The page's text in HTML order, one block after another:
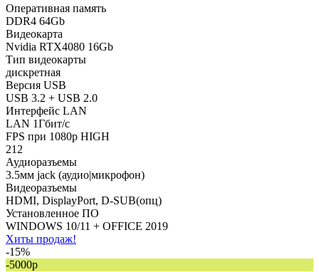
Оперативная память
DDR4 64Gb
Видеокарта
Nvidia RTX4080 16Gb
Тип видеокарты
дискретная
Версия USB
USB 3.2 + USB 2.0
Интерфейс LAN
LAN 1Гбит/с
FPS при 1080p HIGH
212
Аудиоразъемы
3.5мм jack (аудио|микрофон)
Видеоразъемы
HDMI, DisplayPort, D-SUB(опц)
Установленное ПО
WINDOWS 10/11 + OFFICE 2019
Хиты продаж!
-15%
-5000р